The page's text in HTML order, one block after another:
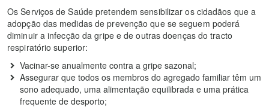
Os Serviços de Saúde pretendem sensibilizar os cidadãos que a
adopção das medidas de prevenção que se seguem poderá
diminuir a infecção da gripe e de outras doenças do tracto
respiratório superior:
Vacinar-se anualmente contra a gripe sazonal;
Assegurar que todos os membros do agregado familiar têm um
sono adequado, uma alimentação equilibrada e uma prática
frequente de desporto;